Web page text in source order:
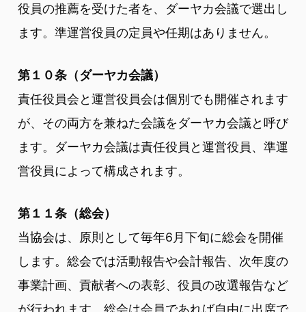
役員の推薦を受けた者を、ダーヤカ会議で選出し
ます。準運営役員の定員や任期はありません。
第１０条（ダーヤカ会議）
責任役員会と運営役員会は個別でも開催されます
が、その両方を兼ねた会議をダーヤカ会議と呼び
ます。ダーヤカ会議は責任役員と運営役員、準運
営役員によって構成されます。
第１１条（総会）
当協会は、原則として毎年6月下旬に総会を開催
します。総会では活動報告や会計報告、次年度の
事業計画、貢献者への表彰、役員の改選報告など
が行われます。総会は会員であれば自由に出席で